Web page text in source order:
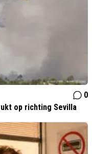
0
op richting Sevilla